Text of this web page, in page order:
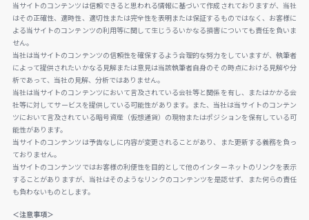
当サイトのコンテンツは信頼できると思われる情報に基づいて作成されておりますが、当社
はその正確性、適時性、適切性または完全性を表明または保証するものではなく、お客様に
よる当サイトのコンテンツの利用等に関して生じうるいかなる損害についても責任を負いま
せん。
当社は当サイトのコンテンツの信頼性を確保するよう合理的な努力をしていますが、執筆者
によって提供されたいかなる見解または意見は当該執筆者自身のその時点における見解や分
析であって、当社の見解、分析ではありません。
当社は当サイトのコンテンツにおいて言及されている会社等と関係を有し、またはかかる会
社等に対してサービスを提供している可能性があります。また、当社は当サイトのコンテン
ツにおいて言及されている暗号資産（仮想通貨）の現物またはポジションを保有している可
能性があります。
当サイトのコンテンツは予告なしに内容が変更されることがあり、また更新する義務を負っ
ておりません。
当サイトのコンテンツではお客様の利便性を目的として他のインターネットのリンクを表示
することがありますが、当社はそのようなリンクのコンテンツを是認せず、また何らの責任
も負わないものとします。
＜注意事項＞